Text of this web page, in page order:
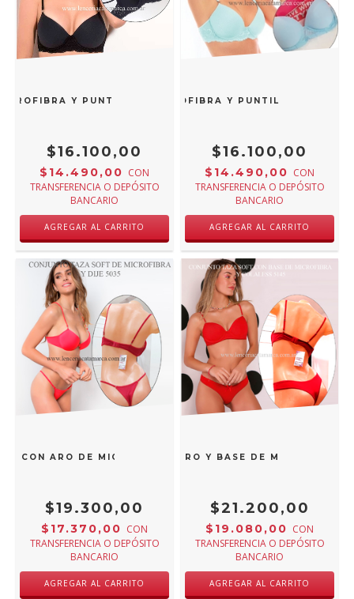
Y PUNTILLA CON BRETEL DESMONTABLE NEGRO
$16.100,00
$14.490,00 CON
TRANSFERENCIA O DEPÓSITO
BANCARIO
AGREGAR AL CARRITO
SOFT CON BASE DE MICROFIBRA Y PUNTILLA CON
$16.100,00
$14.490,00 CON
TRANSFERENCIA O DEPÓSITO
BANCARIO
AGREGAR AL CARRITO
CON ARO DE MICROFIBRA Y DIJE ROJO 5035R
$19.300,00
$17.370,00 CON
TRANSFERENCIA O DEPÓSITO
BANCARIO
AGREGAR AL CARRITO
CONJUNTO TAZA SOFT CON ARO Y BASE DE MICROFIBRA
$21.200,00
$19.080,00 CON
TRANSFERENCIA O DEPÓSITO
BANCARIO
AGREGAR AL CARRITO